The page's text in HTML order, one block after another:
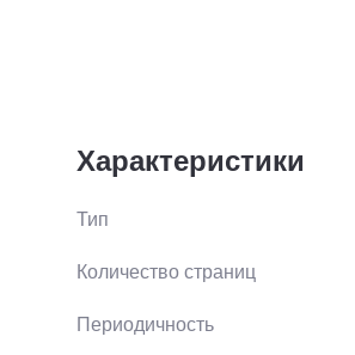
Характеристики
Тип
Количество страниц
Периодичность